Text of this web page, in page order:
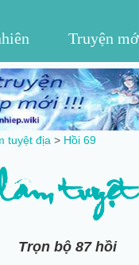
Truyện
tuyệt địa > Hồi 69
Trọn bộ 87 hồi